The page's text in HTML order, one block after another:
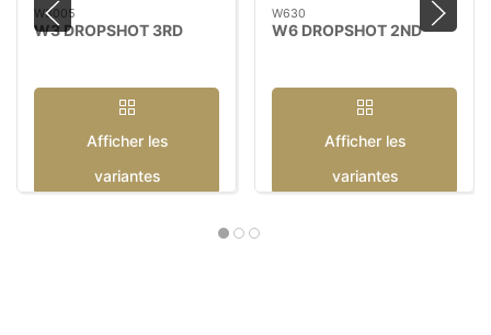
W3005
W3 DROPSHOT 3RD
Afficher les
variantes
W630
W6 DROPSHOT 2ND
Afficher les
variantes